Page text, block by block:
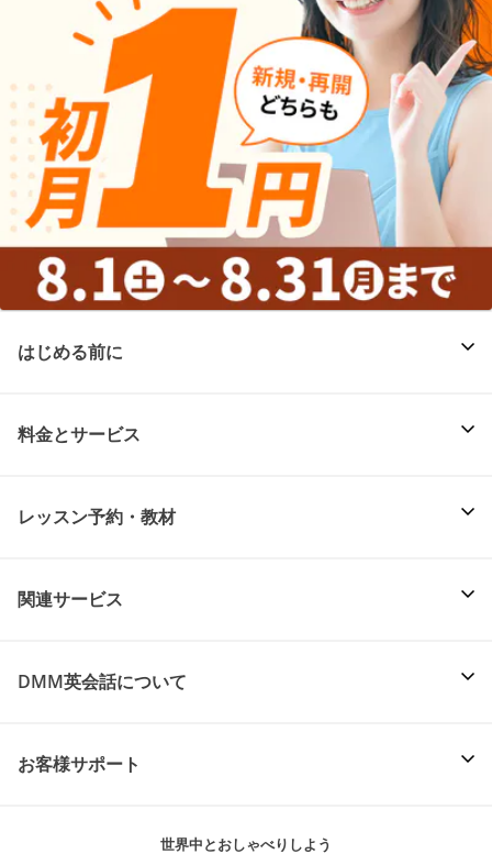
はじめる前に
料金とサービス
レッスン予約・教材
関連サービス
DMM英会話について
お客様サポート
世界中とおしゃべりしよう